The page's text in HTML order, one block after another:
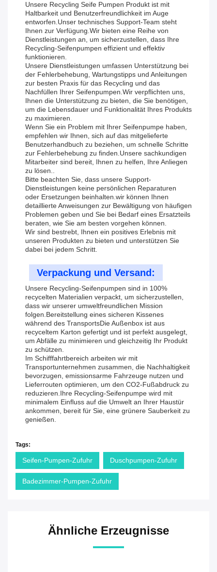
Unsere Recycling Seife Pumpen Produkt ist mit
Haltbarkeit und Benutzerfreundlichkeit im Auge
entworfen.Unser technisches Support-Team steht
Ihnen zur Verfügung.Wir bieten eine Reihe von
Dienstleistungen an, um sicherzustellen, dass Ihre
Recycling-Seifenpumpen effizient und effektiv
funktionieren.
Unsere Dienstleistungen umfassen Unterstützung bei
der Fehlerbehebung, Wartungstipps und Anleitungen
zur besten Praxis für das Recycling und das
Nachfüllen Ihrer Seifenpumpen.Wir verpflichten uns,
Ihnen die Unterstützung zu bieten, die Sie benötigen,
um die Lebensdauer und Funktionalität Ihres Produkts
zu maximieren.
Wenn Sie ein Problem mit Ihrer Seifenpumpe haben,
empfehlen wir Ihnen, sich auf das mitgelieferte
Benutzerhandbuch zu beziehen, um schnelle Schritte
zur Fehlerbehebung zu finden.Unsere sachkundigen
Mitarbeiter sind bereit, Ihnen zu helfen, Ihre Anliegen
zu lösen..
Bitte beachten Sie, dass unsere Support-
Dienstleistungen keine persönlichen Reparaturen
oder Ersetzungen beinhalten.wir können Ihnen
detaillierte Anweisungen zur Bewältigung von häufigen
Problemen geben und Sie bei Bedarf eines Ersatzteils
beraten, wie Sie am besten vorgehen können.
Wir sind bestrebt, Ihnen ein positives Erlebnis mit
unseren Produkten zu bieten und unterstützen Sie
dabei bei jedem Schritt.
Verpackung und Versand:
Unsere Recycling-Seifenpumpen sind in 100%
recycelten Materialien verpackt, um sicherzustellen,
dass wir unserer umweltfreundlichen Mission
folgen.Bereitstellung eines sicheren Kissenes
während des TransportsDie Außenbox ist aus
recyceltem Karton gefertigt und ist perfekt ausgelegt,
um Abfälle zu minimieren und gleichzeitig Ihr Produkt
zu schützen.
Im Schifffahrtbereich arbeiten wir mit
Transportunternehmen zusammen, die Nachhaltigkeit
bevorzugen, emissionsarme Fahrzeuge nutzen und
Lieferrouten optimieren, um den CO2-Fußabdruck zu
reduzieren.Ihre Recycling-Seifenpumpe wird mit
minimalem Einfluss auf die Umwelt an Ihrer Haustür
ankommen, bereit für Sie, eine grünere Sauberkeit zu
genießen.
Tags:
Seifen-Pumpen-Zufuhr Duschpumpen-Zufuhr
Badezimmer-Pumpen-Zufuhr
Ähnliche Erzeugnisse